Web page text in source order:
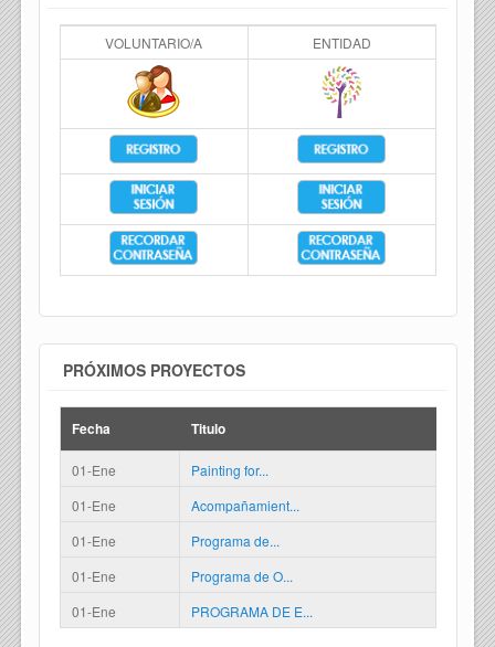
VOLUNTARIO/A ENTIDAD
PRÓXIMOS PROYECTOS
Fecha Titulo
01-Ene
Painting for...
01-Ene
Acompañamient...
01-Ene
Programa de...
01-Ene
Programa de O...
01-Ene
PROGRAMA DE E...